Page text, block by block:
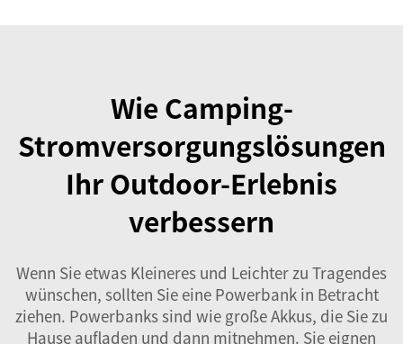
Wie Camping-
Stromversorgungslösungen
Ihr Outdoor-Erlebnis
verbessern
Wenn Sie etwas Kleineres und Leichter zu Tragendes
wünschen, sollten Sie eine Powerbank in Betracht
ziehen. Powerbanks sind wie große Akkus, die Sie zu
Hause aufladen und dann mitnehmen. Sie eignen